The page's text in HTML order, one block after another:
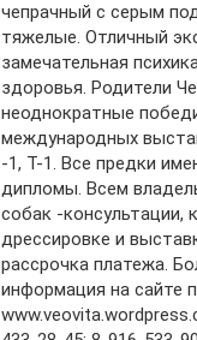
чепрачный с серым
тяжелые. Отличный
замечательная
здоровья. Родители
неоднократные
международных
-1, Т-1. Все предки
дипломы. Всем
собак -консультации,
дрессировке и
рассрочка платежа.
информация на сайте